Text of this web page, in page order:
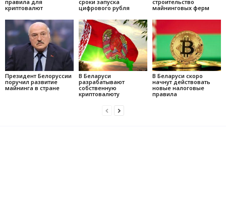
правила для
криптовалют
сроки запуска
цифрового рубля
строительство
майнинговых ферм
Президент Белоруссии
поручил развитие
майнинга в стране
В Беларуси
разрабатывают
собственную
криптовалюту
В Беларуси скоро
начнут действовать
новые налоговые
правила